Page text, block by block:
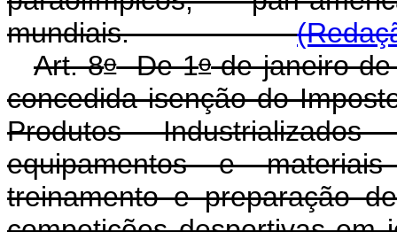
mundiais.
Art. 8oDe 1ode janeiro de
concedida isenção do
Produtos
equipamentos e
treinamento e preparação